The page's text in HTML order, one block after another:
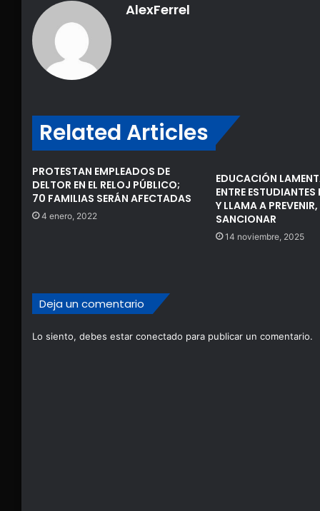
AlexFerrel
Related Articles
PROTESTAN EMPLEADOS DE
DELTOR EN EL RELOJ PÚBLICO;
70 FAMILIAS SERÁN AFECTADAS
4 enero, 2022
EDUCACIÓN
ENTRE ESTUDIANTES
Y LLAMA A
SANCIONAR
14 noviembre, 2025
Deja un comentario
Lo siento, debes estar conectado para publicar un comentario.